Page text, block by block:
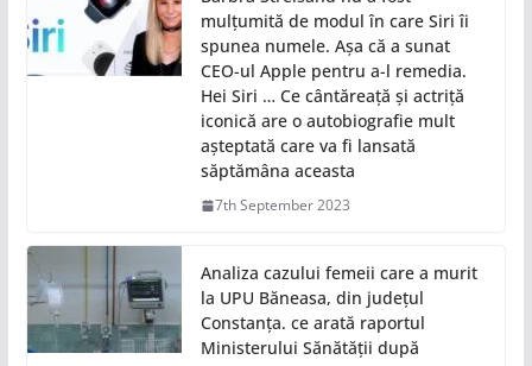
mulțumită de modul în care Siri îi
spunea numele. Așa că a sunat
CEO-ul Apple pentru a-l remedia.
Hei Siri … Ce cântăreață și actriță
iconică are o autobiografie mult
așteptată care va fi lansată
săptămâna aceasta
7th September 2023
Analiza cazului femeii care a murit
la UPU Băneasa, din județul
Constanța. ce arată raportul
Ministerului Sănătății după